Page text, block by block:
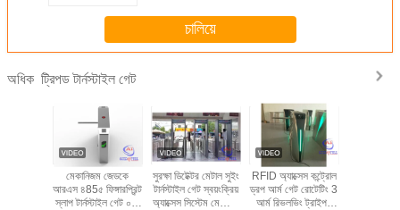
চালিয়ে
অধিক ট্রিপড টার্নস্টাইল গেট
মেকানিজম জেডকে
আরএস ৪85৫ ফিঙ্গারপ্রিন্ট
স্লাপ টার্নস্টাইল গেট ০.২
সুরক্ষা ডিটেক্টর মেটাল সুইং
টার্নস্টাইল গেট স্বয়ংক্রিয়
অ্যাক্সেস সিস্টেম মেট্রোর
RFID অ্যাক্সেস কন্ট্রোল
ড্রপ আর্ম গেট রোটেটিং 3
আর্ম রিভলভিং ট্রাইপড